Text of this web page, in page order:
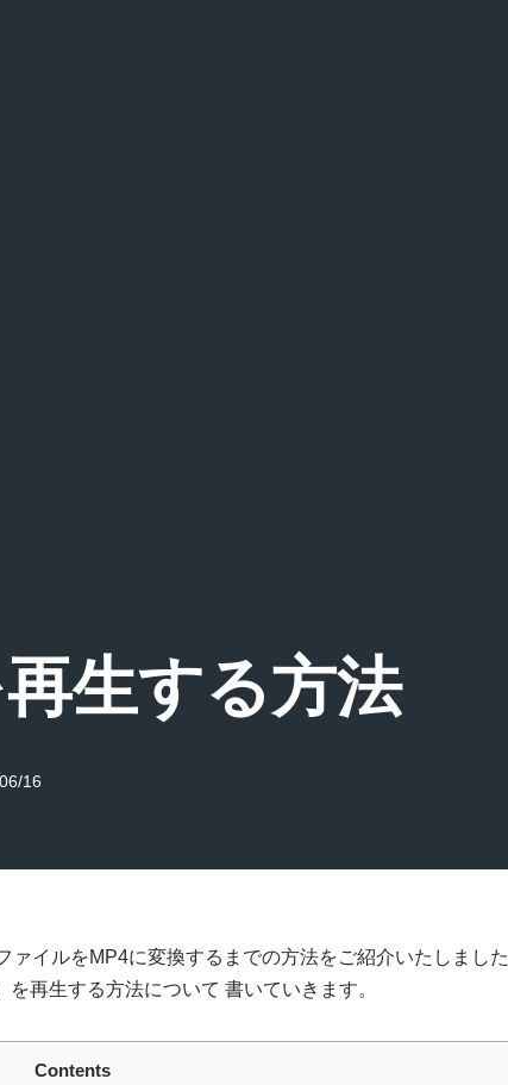
生する方法
16
ァイルをMP4に変換するまでの方法をご紹介いたしました
再生する方法について 書いていきます。
Contents